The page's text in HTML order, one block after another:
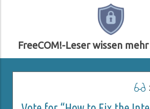
FreeCOM!-Leser wissen mehr